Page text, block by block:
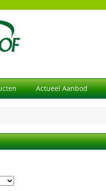
Actueel Aanbod